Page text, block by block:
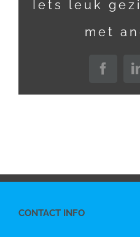
Iets leuk
met
CONTACT INFO